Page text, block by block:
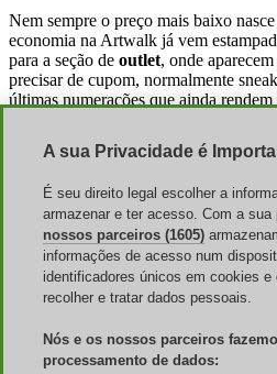
Nem sempre o preço mais baixo
economia na Artwalk já vem
para a seção de outlet, onde
precisar de cupom, normalmente
últimas numerações que ainda
estação), quando tênis, vestuário e
com desconto direto na etiqueta.
O que costuma enganar é a diferença
navegação e o que fecha de verdade
define na última etapa, com frete e
atrás de cupom, faça as contas lado a
remarcado, o preço no Pix e o preço
tudo isso oscila, confirme o total
Pagamento, frete e
A sua Privacidade é
É seu direito legal escolher a
armazenar e ter acesso. Com a
nossos parceiros (1605)
informações de acesso num
identificadores únicos em cookies e
recolher e tratar dados pessoais.
Nós e os nossos parceiros
processamento de dados: